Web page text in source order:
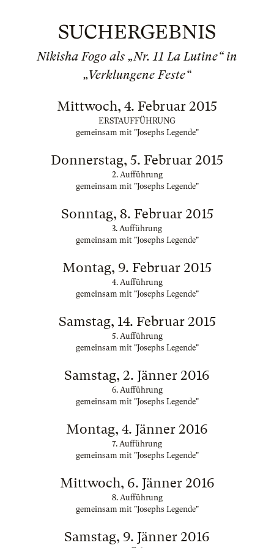
SUCHERGEBNIS
Nikisha Fogo als „Nr. 11 La Lutine“ in
„Verklungene Feste“
Mittwoch, 4. Februar 2015
ERSTAUFFÜHRUNG
gemeinsam mit "Josephs Legende"
Donnerstag, 5. Februar 2015
2. Aufführung
gemeinsam mit "Josephs Legende"
Sonntag, 8. Februar 2015
3. Aufführung
gemeinsam mit "Josephs Legende"
Montag, 9. Februar 2015
4. Aufführung
gemeinsam mit "Josephs Legende"
Samstag, 14. Februar 2015
5. Aufführung
gemeinsam mit "Josephs Legende"
Samstag, 2. Jänner 2016
6. Aufführung
gemeinsam mit "Josephs Legende"
Montag, 4. Jänner 2016
7. Aufführung
gemeinsam mit "Josephs Legende"
Mittwoch, 6. Jänner 2016
8. Aufführung
gemeinsam mit "Josephs Legende"
Samstag, 9. Jänner 2016